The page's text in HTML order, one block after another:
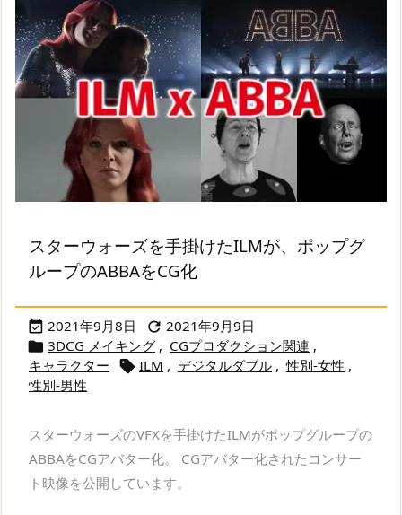
スターウォーズを手掛けたILMが、ポップグ
ループのABBAをCG化
 2021年9月8日  2021年9月9日
 3DCG メイキング , CGプロダクション関連 ,
キャラクター
 ILM , デジタルダブル , 性別-女性 ,
性別-男性
スターウォーズのVFXを手掛けたILMがポップグループの
ABBAをCGアバター化。 CGアバター化されたコンサー
ト映像を公開しています。